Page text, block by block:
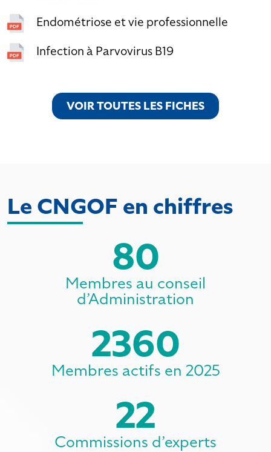
Endométriose et vie professionnelle
Infection à Parvovirus B19
VOIR TOUTES LES FICHES
VOIR TOUTES LES FICHES
Le CNGOF en chiffres
80
Membres au conseil
d’Administration
2360
Membres actifs en 2025
22
Commissions d’experts